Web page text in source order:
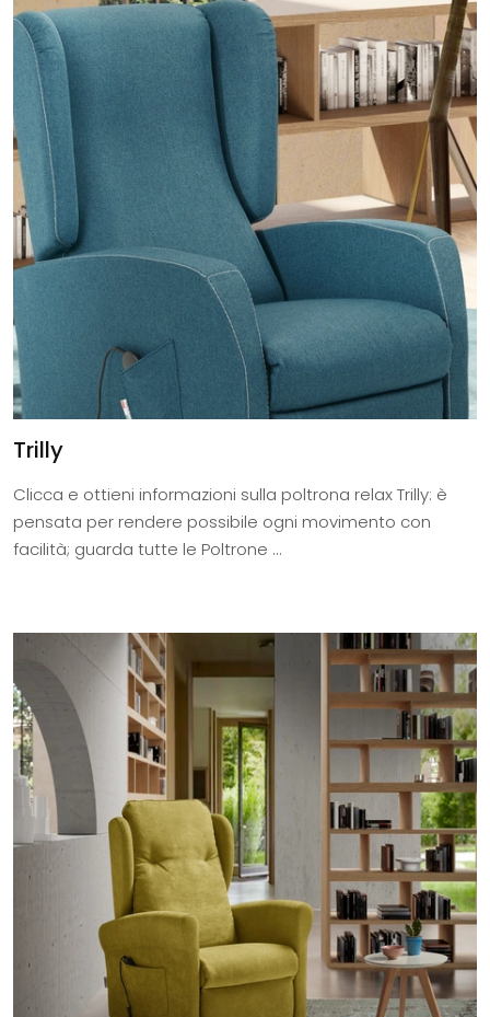
Trilly
Clicca e ottieni informazioni sulla poltrona relax Trilly: è
pensata per rendere possibile ogni movimento con
facilità; guarda tutte le Poltrone ...